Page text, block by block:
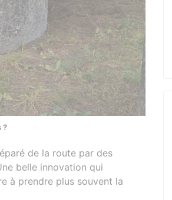
?
de la route par des
belle innovation qui
à prendre plus souvent la